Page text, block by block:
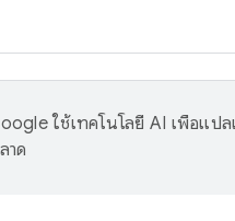
ใช้เทคโนโลยี AI เพื่อแป
าด